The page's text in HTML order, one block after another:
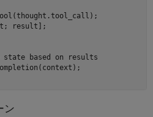
result];
state based on results
ン